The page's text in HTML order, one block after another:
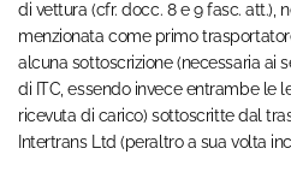
di vettura (cfr. docc. 8 e 9 fasc. att.),
menzionata come primo
alcuna sottoscrizione (necessaria ai
di ITC, essendo invece entrambe le
ricevuta di carico) sottoscritte dal
Intertrans Ltd (peraltro a sua volta